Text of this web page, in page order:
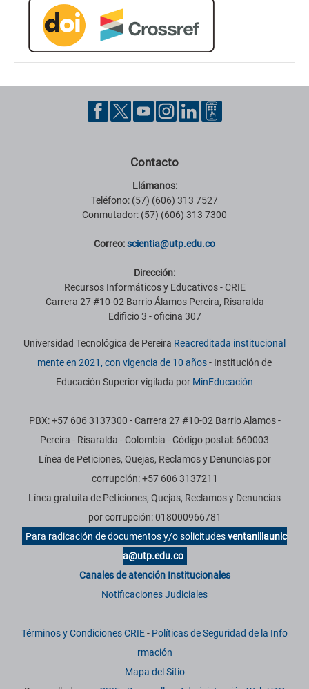
Contacto
Llámanos:
Teléfono: (57) (606) 313 7527
Conmutador: (57) (606) 313 7300
Correo:scientia@utp.edu.co
Dirección:
Recursos Informáticos y Educativos - CRIE
Carrera 27 #10-02 Barrio Álamos Pereira, Risaralda
Edificio 3 - oficina 307
Universidad Tecnológica de Pereira Reacreditada institucional
mente en 2021, con vigencia de 10 años- Institución de
Educación Superior vigilada por MinEducación
PBX: +57 606 3137300 - Carrera 27 #10-02 Barrio Alamos -
Pereira - Risaralda - Colombia - Código postal: 660003
Línea de Peticiones, Quejas, Reclamos y Denuncias por
corrupción: +57 606 3137211
Línea gratuita de Peticiones, Quejas, Reclamos y Denuncias
por corrupción: 018000966781
Para radicación de documentos y/o solicitudesventanillaunic
a@utp.edu.co
Canales de atención Institucionales
Notificaciones Judiciales
Términos y Condiciones CRIE- Políticas de Seguridad de la Info
rmación
Mapa del Sitio